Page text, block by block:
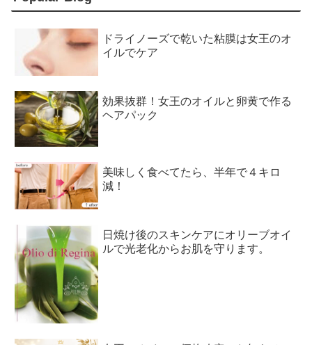
ドライノーズで乾いた粘膜は女王のオ
イルでケア
効果抜群！女王のオイルと卵黄で作る
ヘアパック
美味しく食べてたら、半年で４キロ
減！
日焼け後のスキンケアにオリーブオイ
ルで光老化からお肌を守ります。